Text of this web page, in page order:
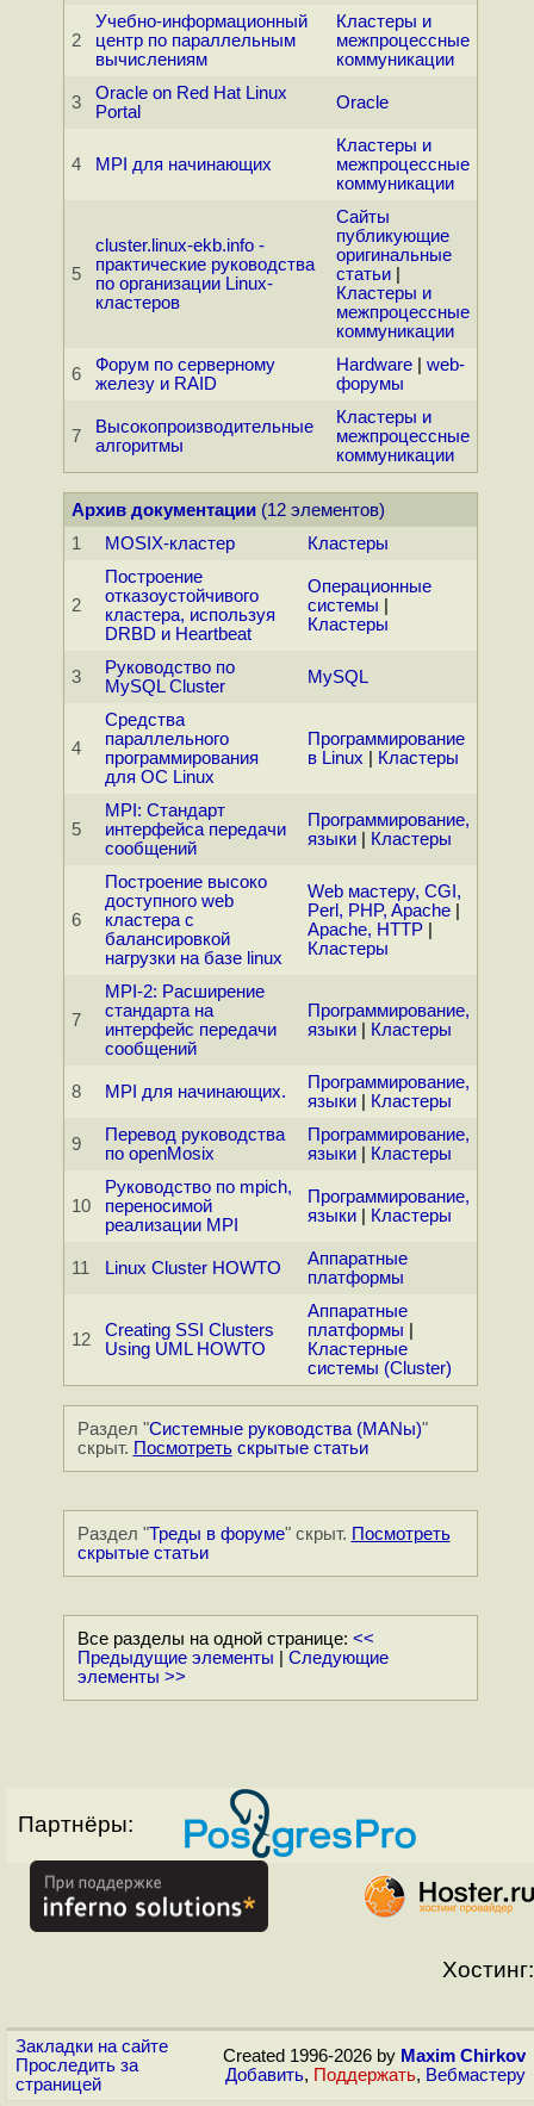
2
Учебно-информационный
центр по параллельным
вычислениям
Кластеры и
межпроцессные
коммуникации
3
Oracle on Red Hat Linux
Portal
Oracle
4 MPI для начинающих
Кластеры и
межпроцессные
коммуникации
5
cluster.linux-ekb.info -
практические руководства
по организации Linux-
кластеров
Сайты
публикующие
оригинальные
статьи|
Кластеры и
межпроцессные
коммуникации
6
Форум по серверному
железу и RAID
Hardware| web-
форумы
7
Высокопроизводительные
алгоритмы
Кластеры и
межпроцессные
коммуникации
Архив документации(12 элементов)
1
MOSIX-кластер Кластеры
2
Построение
отказоустойчивого
кластера, используя
DRBD и Heartbeat
Операционные
системы
Кластеры
3
Руководство по
MySQL Cluster
MySQL
4
Средства
параллельного
программирования
для ОС Linux
Программирование
в Linux
Кластеры
5
MPI: Стандарт
интерфейса передачи
сообщений
Программирование,
языки| Кластеры
6
Построение высоко
доступного web
кластера с
балансировкой
нагрузки на базе linux
Web мастеру, CGI,
Perl, PHP, Apache|
Apache, HTTP|
Кластеры
7
MPI-2: Расширение
стандарта на
интерфейс передачи
сообщений
Программирование,
языки| Кластеры
8 MPI для начинающих.
Программирование,
языки| Кластеры
9
Перевод руководства
по openMosix
Программирование,
языки| Кластеры
10
Руководство по mpich,
переносимой
реализации MPI
Программирование,
языки| Кластеры
11 Linux Cluster HOWTO
Аппаратные
платформы
12
Creating SSI Clusters
Using UML HOWTO
Аппаратные
платформы
Кластерные
системы (Cluster)
Раздел "Системные руководства (MANы)"
скрыт. Посмотретьскрытые статьи
Раздел "Треды в форуме" скрыт. Посмотреть
скрытые статьи
Все разделы на одной странице: <<
Предыдущие элементы
Следующие
элементы >>
Партнёры:
Хостинг:
Закладки на сайте
Проследить за
страницей
Created 1996-2026 by Maxim Chirkov
Добавить, Поддержать, Вебмастеру